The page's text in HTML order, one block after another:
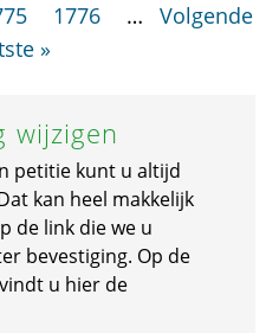
1776 …
Volgende
»
wijzigen
petitie kunt u altijd
kan heel makkelijk
de link die we u
bevestiging. Op de
u hier de